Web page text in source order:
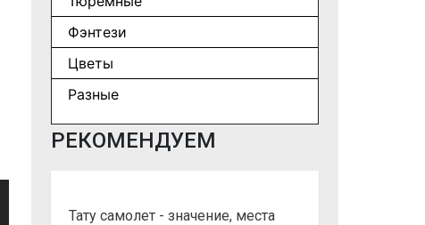
Фэнтези
Цветы
Разные
РЕКОМЕНДУЕМ
Тату самолет - значение, места